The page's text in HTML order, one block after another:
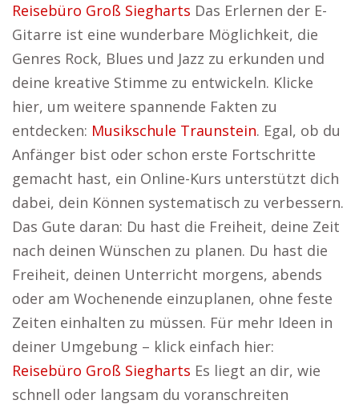
Reisebüro Groß Siegharts Das Erlernen der E-
Gitarre ist eine wunderbare Möglichkeit, die
Genres Rock, Blues und Jazz zu erkunden und
deine kreative Stimme zu entwickeln. Klicke
hier, um weitere spannende Fakten zu
entdecken: Musikschule Traunstein. Egal, ob du
Anfänger bist oder schon erste Fortschritte
gemacht hast, ein Online-Kurs unterstützt dich
dabei, dein Können systematisch zu verbessern.
Das Gute daran: Du hast die Freiheit, deine Zeit
nach deinen Wünschen zu planen. Du hast die
Freiheit, deinen Unterricht morgens, abends
oder am Wochenende einzuplanen, ohne feste
Zeiten einhalten zu müssen. Für mehr Ideen in
deiner Umgebung – klick einfach hier:
Reisebüro Groß Siegharts Es liegt an dir, wie
schnell oder langsam du voranschreiten